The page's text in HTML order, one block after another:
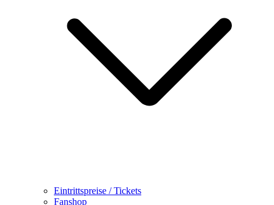
Eintrittspreise / Tickets
Fanshop